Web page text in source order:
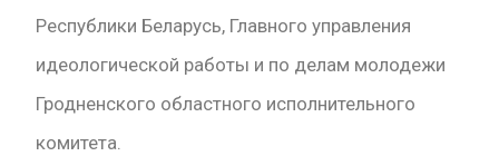
Республики Беларусь, Главного управления
идеологической работы и по делам молодежи
Гродненского областного исполнительного
комитета.